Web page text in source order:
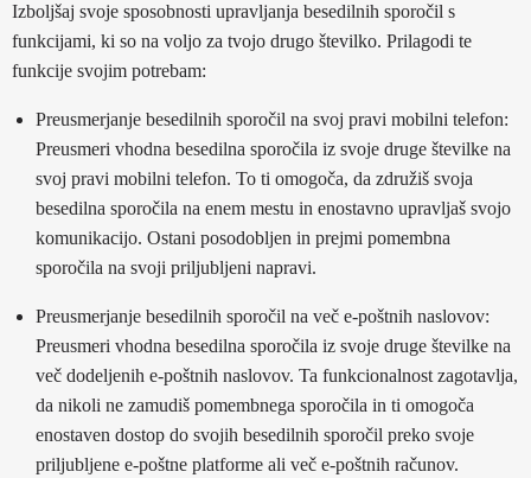
Izboljšaj svoje sposobnosti upravljanja besedilnih sporočil s
funkcijami, ki so na voljo za tvojo drugo številko. Prilagodi te
funkcije svojim potrebam:
Preusmerjanje besedilnih sporočil na svoj pravi mobilni telefon:
Preusmeri vhodna besedilna sporočila iz svoje druge številke na
svoj pravi mobilni telefon. To ti omogoča, da združiš svoja
besedilna sporočila na enem mestu in enostavno upravljaš svojo
komunikacijo. Ostani posodobljen in prejmi pomembna
sporočila na svoji priljubljeni napravi.
Preusmerjanje besedilnih sporočil na več e-poštnih naslovov:
Preusmeri vhodna besedilna sporočila iz svoje druge številke na
več dodeljenih e-poštnih naslovov. Ta funkcionalnost zagotavlja,
da nikoli ne zamudiš pomembnega sporočila in ti omogoča
enostaven dostop do svojih besedilnih sporočil preko svoje
priljubljene e-poštne platforme ali več e-poštnih računov.